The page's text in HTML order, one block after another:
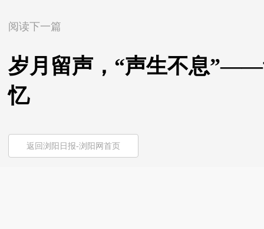
阅读下一篇
岁月留声，“声生不息
忆
返回浏阳日报-浏阳网首页